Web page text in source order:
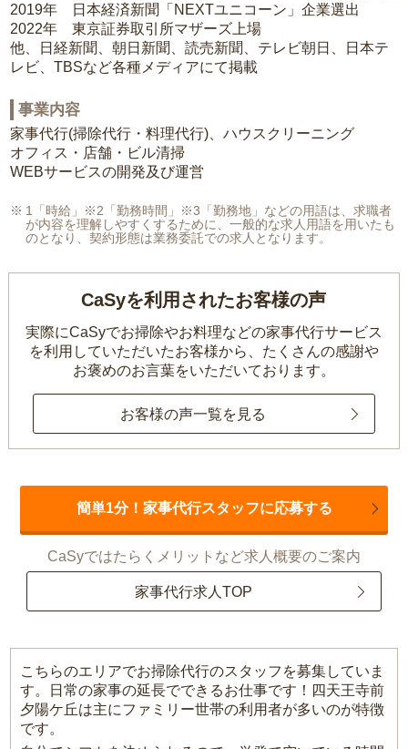
2019年 日本経済新聞「NEXTユニコーン」企業選出
2022年 東京証券取引所マザーズ上場
他、日経新聞、朝日新聞、読売新聞、テレビ朝日、日本テ
レビ、TBSなど各種メディアにて掲載
事業内容
家事代行(掃除代行・料理代行)、ハウスクリーニング
オフィス・店舗・ビル清掃
WEBサービスの開発及び運営
1「時給」※2「勤務時間」※3「勤務地」などの用語は、求職者
が内容を理解しやすくするために、一般的な求人用語を用いたも
のとなり、契約形態は業務委託での求人となります。
CaSyを利用されたお客様の声
実際にCaSyでお掃除やお料理などの家事代行サービス
を利用していただいたお客様から、 たくさんの感謝や
お褒めのお言葉をいただいております。
お客様の声一覧を見る
簡単1分！家事代行スタッフに応募する
CaSyではたらくメリットなど求人概要のご案内
家事代行求人TOP
こちらのエリアでお掃除代行のスタッフを募集していま
す。日常の家事の延長でできるお仕事です！四天王寺前
夕陽ケ丘は主にファミリー世帯の利用者が多いのが特徴
です。